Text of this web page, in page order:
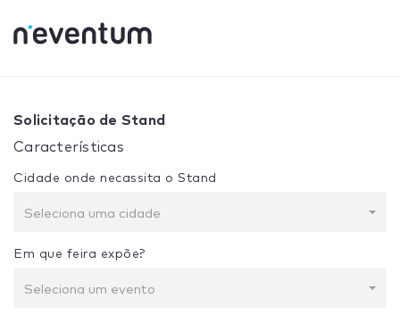
Sua seleção: Projeto + Construção
Solicitação de Stand
Características
Cidade onde necassita o Stand
Seleciona uma cidade
Em que feira expõe?
Seleciona um evento